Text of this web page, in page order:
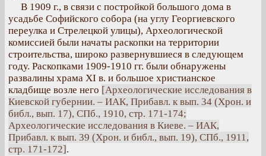
В 1909 г., в связи с постройкой большого дома в
усадьбе Софийского собора (на углу Георгиевского
переулка и Стрелецкой улицы), Археологической
комиссией были начаты раскопки на территории
строительства, широко развернувшиеся в следующем
году. Раскопками 1909-1910 гг. были обнаружены
развалины храма XI в. и большое христианское
кладбище возле него [Археологические исследования в
Киевской губернии. – ИАК, Прибавл. к вып. 34 (Хрон. и
библ., вып. 17), СПб., 1910, стр. 171-174;
Археологические исследования в Киеве. – ИАК,
Прибавл. к вып. 39 (Хрон. и библ., вып. 19), СПб., 1911,
стр. 171-172].